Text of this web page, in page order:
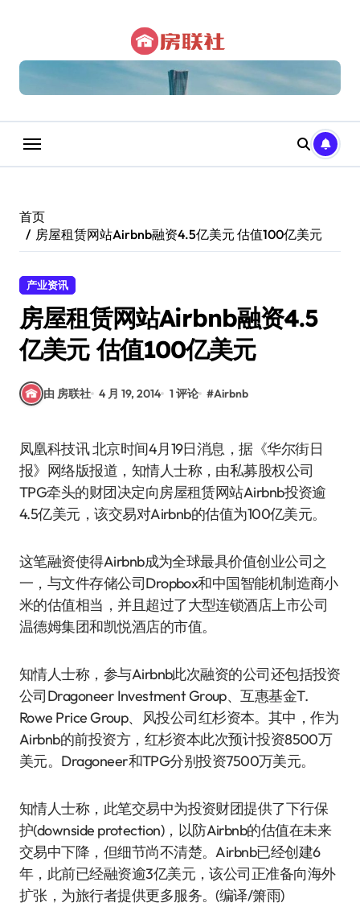
首页
房屋租赁网站Airbnb融资4.5亿美元 估值100亿美元
产业资讯
房屋租赁网站Airbnb融资4.5
亿美元 估值100亿美元
由 房联社 4 月 19, 2014 1 评论 #Airbnb
凤凰科技讯 北京时间4月19日消息，据《华尔街日
报》网络版报道，知情人士称，由私募股权公司
TPG牵头的财团决定向房屋租赁网站Airbnb投资逾
4.5亿美元，该交易对Airbnb的估值为100亿美元。
这笔融资使得Airbnb成为全球最具价值创业公司之
一，与文件存储公司Dropbox和中国智能机制造商小
米的估值相当，并且超过了大型连锁酒店上市公司
温德姆集团和凯悦酒店的市值。
知情人士称，参与Airbnb此次融资的公司还包括投资
公司Dragoneer Investment Group、互惠基金T.
Rowe Price Group、风投公司红杉资本。其中，作为
Airbnb的前投资方，红杉资本此次预计投资8500万
美元。Dragoneer和TPG分别投资7500万美元。
知情人士称，此笔交易中为投资财团提供了下行保
护(downside protection)，以防Airbnb的估值在未来
交易中下降，但细节尚不清楚。Airbnb已经创建6
年，此前已经融资逾3亿美元，该公司正准备向海外
扩张，为旅行者提供更多服务。(编译/箫雨)